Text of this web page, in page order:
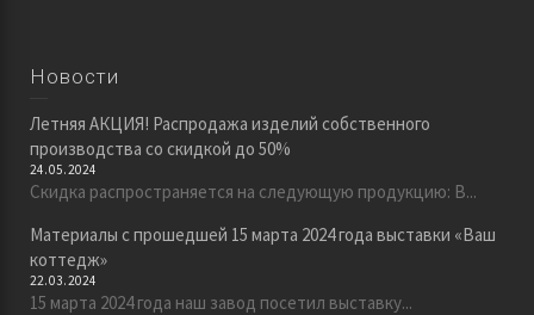
Новости
Летняя АКЦИЯ! Распродажа изделий собственного
производства со скидкой до 50%
24.05.2024
Скидка распространяется на следующую продукцию: В...
Материалы с прошедшей 15 марта 2024 года выставки «Ваш
коттедж»
22.03.2024
15 марта 2024 года наш завод посетил выставку...